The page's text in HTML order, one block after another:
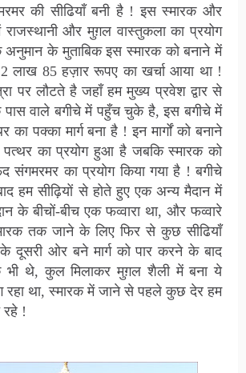
की सीढियाँ बनी है ! इस स्मारक और
राजस्थानी और मुग़ल वास्तुकला का प्रयोग
अनुमान के मुताबिक इस स्मारक को बनाने में
लाख 85 हज़ार रूपए का खर्चा आया था !
पर लौटते है जहाँ हम मुख्य प्रवेश द्वार से
पास वाले बगीचे में पहुँच चुके है, इस बगीचे में
पक्का मार्ग बना है ! इन मार्गों को बनाने
का प्रयोग हुआ है जबकि स्मारक को
संगमरमर का प्रयोग किया गया है ! बगीचे
हम सीढ़ियों से होते हुए एक अन्य मैदान में
के बीचों-बीच एक फव्वारा था, और फव्वारे
तक जाने के लिए फिर से कुछ सीढियाँ
दूसरी ओर बने मार्ग को पार करने के बाद
भी थे, कुल मिलाकर मुग़ल शैली में बना ये
रहा था, स्मारक में जाने से पहले कुछ देर हम
रहे !